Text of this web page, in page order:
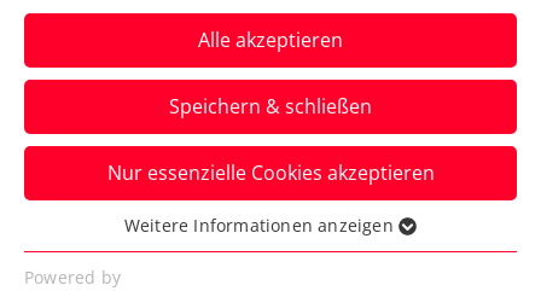
Lobnig ist Botschafterin
der FE&MALE Sports
Conference 2025
Österreichs Rudersport-Ass tritt beim
Frauensportevent im Zuge des Upper
Alle akzeptieren
Speichern & schließen
Nur essenzielle Cookies akzeptieren
Essenziell
Essenzielle Cookies werden für grundlegende
Weitere Informationen anzeigen
Powered by